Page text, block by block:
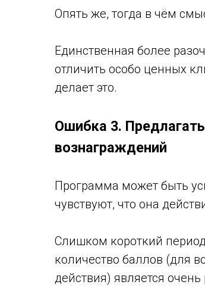
Опять же, тогда в чём
Единственная более
отличить особо ценных
делает это.
Ошибка 3.
вознаграждений
Программа может быть
чувствуют, что она
Слишком короткий
количество баллов (для
действия) является